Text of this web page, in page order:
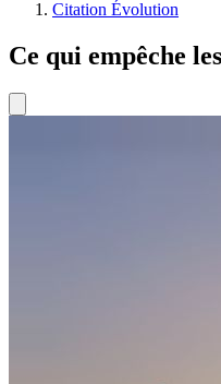
Citation Évolution
Ce qui empêche